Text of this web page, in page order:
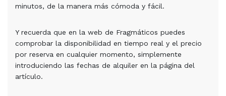
minutos, de la manera más cómoda y fácil.
Y recuerda que en la web de Fragmáticos puedes
comprobar la disponibilidad en tiempo real y el precio
por reserva en cualquier momento, simplemente
introduciendo las fechas de alquiler en la página del
artículo.